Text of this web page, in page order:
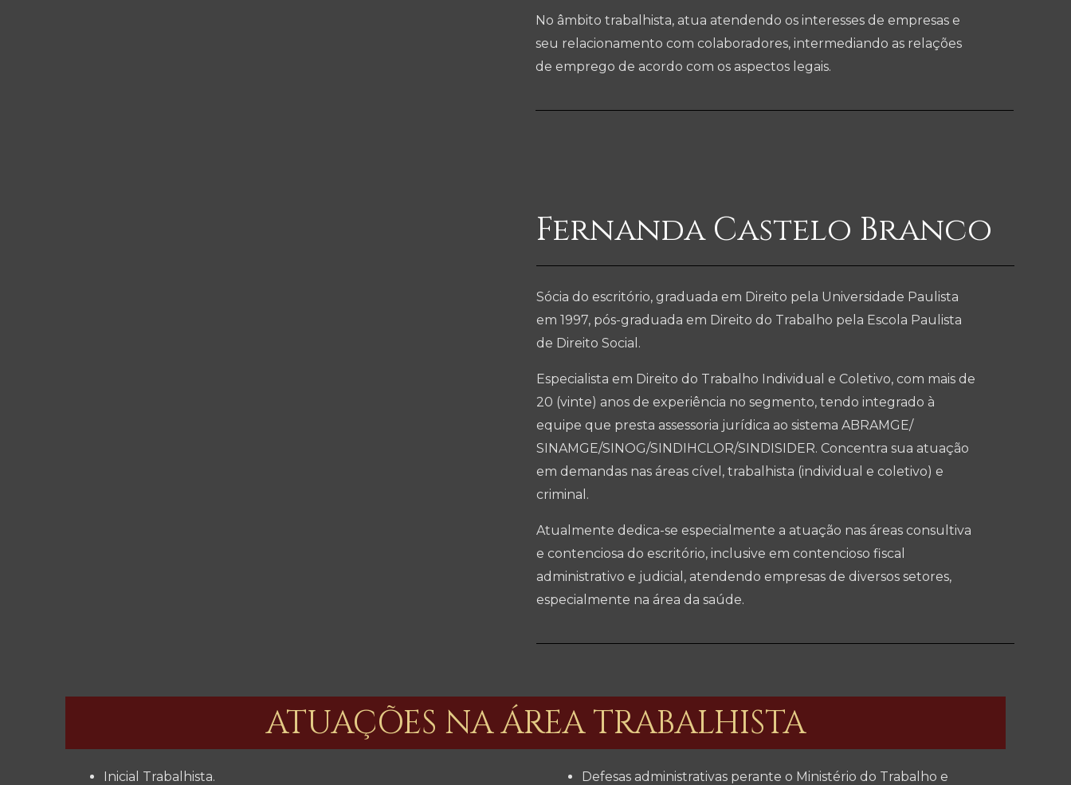
No âmbito trabalhista, atua atendendo os interesses de empresas e
seu relacionamento com colaboradores, intermediando as relações
de emprego de acordo com os aspectos legais.
Fernanda Castelo Branco
Sócia do escritório, graduada em Direito pela Universidade Paulista
em 1997, pós-graduada em Direito do Trabalho pela Escola Paulista
de Direito Social.
Especialista em Direito do Trabalho Individual e Coletivo, com mais de
20 (vinte) anos de experiência no segmento, tendo integrado à
equipe que presta assessoria jurídica ao sistema ABRAMGE/
SINAMGE/SINOG/SINDIHCLOR/SINDISIDER. Concentra sua atuação
em demandas nas áreas cível, trabalhista (individual e coletivo) e
criminal.
Atualmente dedica-se especialmente a atuação nas áreas consultiva
e contenciosa do escritório, inclusive em contencioso fiscal
administrativo e judicial, atendendo empresas de diversos setores,
especialmente na área da saúde.
ATUAÇÕES NA ÁREA TRABALHISTA
Inicial Trabalhista.
Defesas administrativas perante o Ministério do Trabalho e